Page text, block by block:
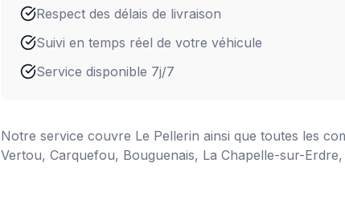
Respect des délais de livraison
Suivi en temps réel de votre véhicule
Service disponible 7j/7
Notre service couvre Le Pellerin ainsi que toutes les
Vertou, Carquefou, Bouguenais, La Chapelle-sur-